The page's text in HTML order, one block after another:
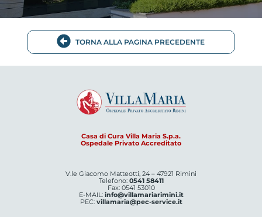
TORNA ALLA PAGINA PRECEDENTE
Casa di Cura Villa Maria S.p.a.
Ospedale Privato Accreditato
V.le Giacomo Matteotti, 24 – 47921 Rimini
Telefono: 0541 58411
Fax: 0541 53010
E-MAIL: info@villamariarimini.it
PEC: villamaria@pec-service.it